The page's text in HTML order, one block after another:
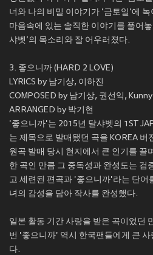
너와 나의 비밀 이야기가 '금토일'에 녹
마음속에 있는 솔직한 이야기를 풀어
샤벳’의 목소리와 잘 어우러졌다.
3. 좋으니까 (HARD 2 LOVE)
LYRICS by 남기상, 이하진
COMPOSED by 남기상, 권선익,
ARRANGED by 박기현
'좋으니까'는 2015년 달샤벳의 1ST
는 제목으로 발매됐던 곡을 KOREA 버
원곡 발매 당시 현지에서 큰 인기를 끌
한 곡인 만큼 그 중독성과 완성도는 검
고 세련된 편곡과 '좋으니까'라는 단어
녀의 감성을 담아 작사를 완성했다.
일본 활동 기간 사랑을 받은 곡이었던
번 '좋으니까' 역시 한국팬들에게 큰
다.